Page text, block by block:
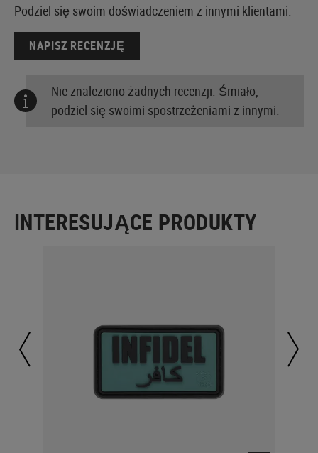
Podziel się swoim doświadczeniem z innymi klientami.
NAPISZ RECENZJĘ
Nie znaleziono żadnych recenzji. Śmiało,
podziel się swoimi spostrzeżeniami z innymi.
INTERESUJĄCE PRODUKTY